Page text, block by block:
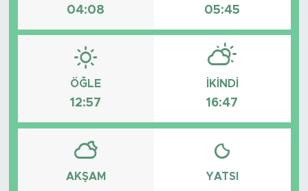
04:08 05:45
ÖĞLE
12:57
İKINDI
16:47
AKŞAM YATSI